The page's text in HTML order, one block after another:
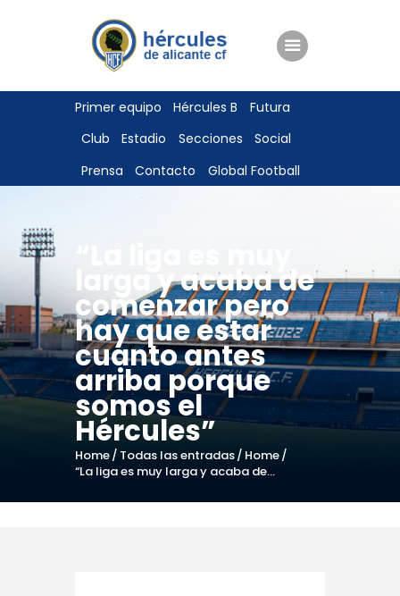
Primer equipo Hércules B
Futura
Club
Estadio Secciones
Social
Prensa
Contacto Global Football
larga y acaba de
comenzar pero
hay que estar
cuanto antes
arriba porque
somos el
Hércules”
Home Todas las entradas
Home
“La liga es muy larga y acaba de...
ENTRADAS
TIENDA
HÉRCULESCF100